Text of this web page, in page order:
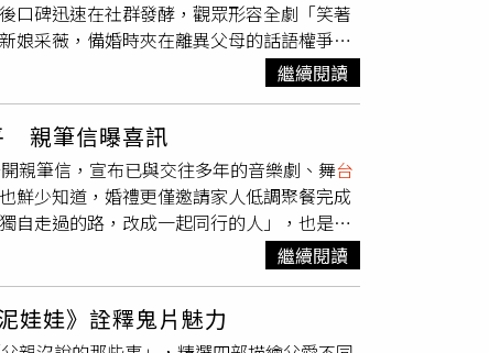
沒有啦！」邱子芯連演三檔八點檔，她笑
」她也分享趁著空檔終於完成了看牙大事，
事才可以好好拍戲！」至於連續接戲身體能
休息的。」事業無縫接軌，感情生活也相當
要有心就可以！」隨後更難得大方認愛，坦
活嘛！」她透露對方非常支持她的演藝工
看，偶爾在推播看到也不會怎樣，不會吃
受訪時提到老婆會吃醋的事，說老婆看了他
慮把沙發升級，換個好一點的沙發，畢竟常
口碑迅速在社群發酵，觀眾形容全劇「笑著
娘采薇，備婚時夾在離異父母的話語權爭奪
三場首演讓她彷彿回到學生時期面對大考，不
台情緒潰堤；但想到下半場仍得繼續演出，
場是很殘酷的，不能重來，你只能繼續演下
前，她都會獨自在側台禱告，提醒自己放下
的團隊一起，真的是一件很幸運的事。」李
工廠）程予希在舞台劇《婚禮上的小抄》飾
餅、主桌座位到誰擔任主婚人，每一項備婚
童年時最深刻的被愛記憶，她透露，小時候
會帶她和哥哥去公園、陪他們學游泳；逛夜
從來沒有叫我下來。那些很平凡的畫面，
父親的生命經驗帶入角色，他透露，女兒
繼續閱讀
親筆信曝喜訊
親筆信，宣布已與交往多年的音樂劇、舞台
鮮少知道，婚禮更僅邀請家人低調聚餐完成
自走過的路，改成一起同行的人」，也是
攜手共同填滿未來的人生。她也向粉絲喊
，我就會更加努力地生活。」她感謝一路陪
文瑾瑩與鄭平交往多年，兩人因共同參與文
厚信任基礎下決定共度一生。由於雙方十分
繼續閱讀
娃娃》詮釋鬼片魅力